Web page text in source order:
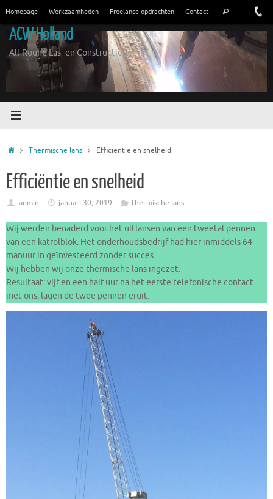
Homepage Werkzaamheden Freelance opdrachten Contact
Zoeken
Zoeken
ACW Holland
All-Round Las- en Constructiebedrijf
HomeThermische lans Efficiëntie en snelheid
Efficiëntie en snelheid
admin januari 30, 2019 Thermische lans
Wij werden benaderd voor het uitlansen van een tweetal pennen
van een katrolblok. Het onderhoudsbedrijf had hier inmiddels 64
manuur in geïnvesteerd zonder succes.
Wij hebben wij onze thermische lans ingezet.
Resultaat: vijf en een half uur na het eerste telefonische contact
met ons, lagen de twee pennen eruit.